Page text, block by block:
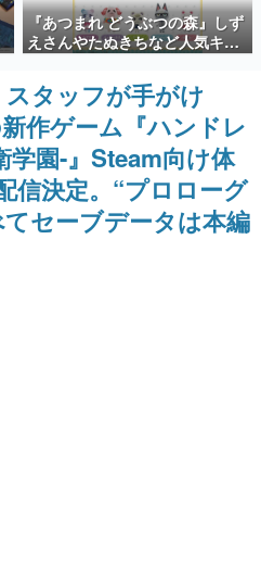
ゲーム市場を担う若きクリエイター達
ルーツと情熱を探っていきます。
家たち
を受けた作家さんに取材し、ゲームが
業やカルチャーに与えた影響を探る企
ーム産業史
ム史における主要なトピック・タイト
開発者へのインタビューや識者による
の歴史が一望できる決定版！
『あつまれ どうぶつの森』しず
えさんやたぬきちなど人気キャ
ラクターのフロッキードールが9
月に発売開始。「とたけけ」や
「ちゃちゃまる」も
スタッフが手がけ
作ゲーム『ハンドレ
学園-』Steam向け体
信決定。“プロローグ
セーブデータは本編